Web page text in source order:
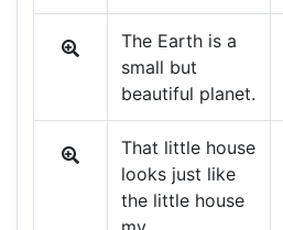
The Earth is a
small but
beautiful planet.
That little house
looks just like
the little house